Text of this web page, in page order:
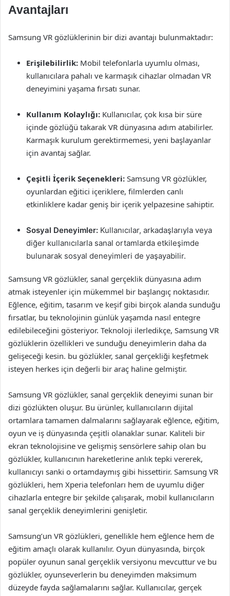
Avantajları
Samsung VR gözlüklerinin bir dizi avantajı bulunmaktadır:
Erişilebilirlik: Mobil telefonlarla uyumlu olması,
kullanıcılara pahalı ve karmaşık cihazlar olmadan VR
deneyimini yaşama fırsatı sunar.
Kullanım Kolaylığı: Kullanıcılar, çok kısa bir süre
içinde gözlüğü takarak VR dünyasına adım atabilirler.
Karmaşık kurulum gerektirmemesi, yeni başlayanlar
için avantaj sağlar.
Çeşitli İçerik Seçenekleri: Samsung VR gözlükler,
oyunlardan eğitici içeriklere, filmlerden canlı
etkinliklere kadar geniş bir içerik yelpazesine sahiptir.
Sosyal Deneyimler: Kullanıcılar, arkadaşlarıyla veya
diğer kullanıcılarla sanal ortamlarda etkileşimde
bulunarak sosyal deneyimleri de yaşayabilir.
Samsung VR gözlükler, sanal gerçeklik dünyasına adım
atmak isteyenler için mükemmel bir başlangıç noktasıdır.
Eğlence, eğitim, tasarım ve keşif gibi birçok alanda sunduğu
fırsatlar, bu teknolojinin günlük yaşamda nasıl entegre
edilebileceğini gösteriyor. Teknoloji ilerledikçe, Samsung VR
gözlüklerin özellikleri ve sunduğu deneyimlerin daha da
gelişeceği kesin. bu gözlükler, sanal gerçekliği keşfetmek
isteyen herkes için değerli bir araç haline gelmiştir.
Samsung VR gözlükler, sanal gerçeklik deneyimi sunan bir
dizi gözlükten oluşur. Bu ürünler, kullanıcıların dijital
ortamlara tamamen dalmalarını sağlayarak eğlence, eğitim,
oyun ve iş dünyasında çeşitli olanaklar sunar. Kaliteli bir
ekran teknolojisine ve gelişmiş sensörlere sahip olan bu
gözlükler, kullanıcının hareketlerine anlık tepki vererek,
kullanıcıyı sanki o ortamdaymış gibi hissettirir. Samsung VR
gözlükleri, hem Xperia telefonları hem de uyumlu diğer
cihazlarla entegre bir şekilde çalışarak, mobil kullanıcıların
sanal gerçeklik deneyimlerini genişletir.
Samsung’un VR gözlükleri, genellikle hem eğlence hem de
eğitim amaçlı olarak kullanılır. Oyun dünyasında, birçok
popüler oyunun sanal gerçeklik versiyonu mevcuttur ve bu
gözlükler, oyunseverlerin bu deneyimden maksimum
düzeyde fayda sağlamalarını sağlar. Kullanıcılar, gerçek